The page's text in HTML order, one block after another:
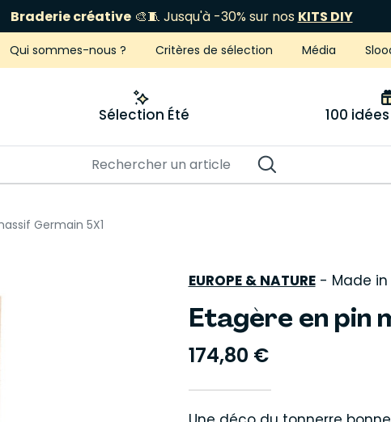
Braderie créative🎨🧵 Jusqu'à -30% sur nos KITS DIY
Qui sommes-nous ? Critères de sélection Média
Sélection Été 100
Germain 5X1
EUROPE & NATURE- Made in
Etagère en pin
174,80 €